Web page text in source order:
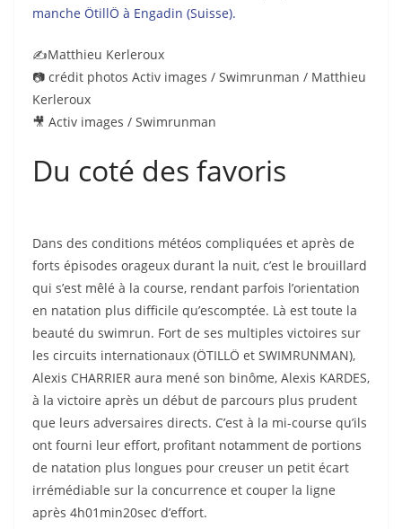
manche ÖtillÖ à Engadin (Suisse).
✍️Matthieu Kerleroux
📷 crédit photos Activ images / Swimrunman / Matthieu
Kerleroux
🎥 Activ images / Swimrunman
Du coté des favoris
Dans des conditions météos compliquées et après de
forts épisodes orageux durant la nuit, c’est le brouillard
qui s’est mêlé à la course, rendant parfois l’orientation
en natation plus difficile qu’escomptée. Là est toute la
beauté du swimrun. Fort de ses multiples victoires sur
les circuits internationaux (ÖTILLÖ et SWIMRUNMAN),
Alexis CHARRIER aura mené son binôme, Alexis KARDES,
à la victoire après un début de parcours plus prudent
que leurs adversaires directs. C’est à la mi-course qu’ils
ont fourni leur effort, profitant notamment de portions
de natation plus longues pour creuser un petit écart
irrémédiable sur la concurrence et couper la ligne
après 4h01min20sec d’effort.